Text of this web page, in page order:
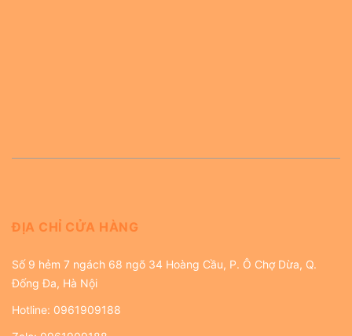
ĐỊA CHỈ CỬA HÀNG
Số 9 hẻm 7 ngách 68 ngõ 34 Hoàng Cầu, P. Ô Chợ Dừa, Q.
Đống Đa, Hà Nội
Hotline: 0961909188